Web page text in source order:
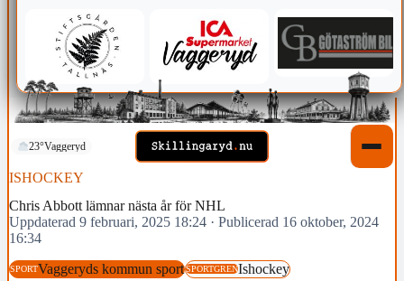
23°Vaggeryd
ISHOCKEY
Chris Abbott lämnar nästa år för NHL
Uppdaterad 9 februari, 2025 18:24 · Publicerad 16 oktober, 2024
16:34
SPORTVaggeryds kommun sportSPORTGRENIshockey